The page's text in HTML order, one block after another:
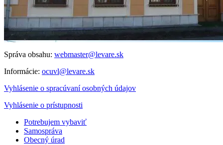
Správa obsahu: webmaster@levare.sk
Informácie: ocuvl@levare.sk
Vyhlásenie o spracúvaní osobných údajov
Vyhlásenie o prístupnosti
Potrebujem vybaviť
Samospráva
Obecný úrad